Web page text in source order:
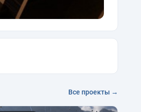
Все проекты →